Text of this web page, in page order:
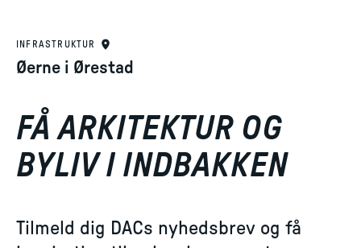
INFRASTRUKTUR
Øerne i Ørestad
FÅ ARKITEKTUR OG
BYLIV I INDBAKKEN
Tilmeld dig DACs nyhedsbrev og få